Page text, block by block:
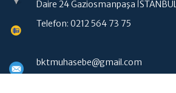
Daire 24 Gaziosmanpaşa İSTANBUL
Telefon: 0212 564 73 75
bktmuhasebe@gmail.com